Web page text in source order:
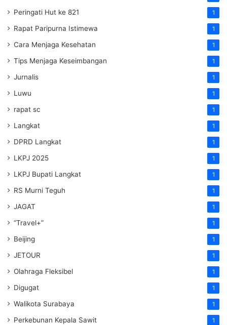
Peringati Hut ke 821 1
Rapat Paripurna Istimewa 1
Cara Menjaga Kesehatan 1
Tips Menjaga Keseimbangan 1
Jurnalis 1
Luwu 1
rapat sc 1
Langkat 1
DPRD Langkat 1
LKPJ 2025 1
LKPJ Bupati Langkat 1
RS Murni Teguh 1
JAGAT 1
“Travel+” 1
Beijing 1
JETOUR 1
Olahraga Fleksibel 1
Digugat 1
Walikota Surabaya 1
Perkebunan Kepala Sawit 1